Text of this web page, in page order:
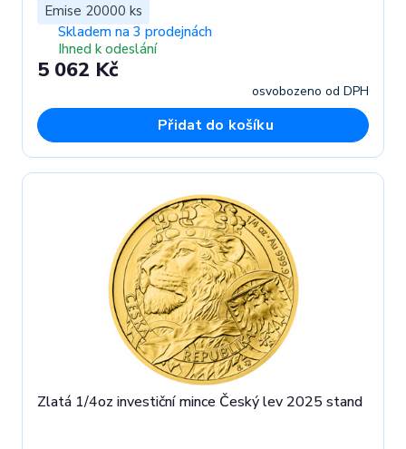
Emise 20000 ks
Skladem na 3 prodejnách
Ihned k odeslání
5 062 Kč
osvobozeno od DPH
Přidat do košíku
Zlatá 1/4oz investiční mince Český lev 2025 stand